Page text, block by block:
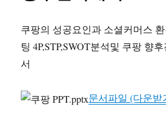
쿠팡의 성공요인과 소셜커머스
팅 4P,STP,SWOT분석및 쿠팡 향
서
문서파일 (다운받